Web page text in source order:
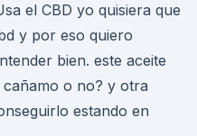
el CBD yo quisiera que
y por eso quiero
bien. este aceite
cañamo o no? y otra
estando en